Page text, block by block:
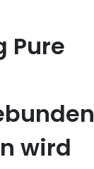
Pure
wird